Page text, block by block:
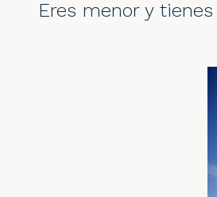
Eres menor y